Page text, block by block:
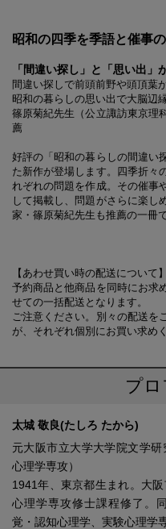
昭和の四季を季語と催事
「間違い探し」と「思い出」
間違い探しで前頭前野や頭頂葉
昭和の暮らしの思い出で大脳辺
篠原菊紀先生（公立諏訪東京理
薦
好評の「昭和の暮らしの間違い
た新作が登場します。四季折々
れぞれの問題を作成。その催事
して掲載し、問題がさらに楽し
家・篠原菊紀先生も推薦の一冊で
【あわせ買い時の配送について】
予約商品と他商品を同時にお求
せての一括配送となります。
ご注意ください。別々の配送を
が、それぞれ個別にお買い求め
プ
太城 敬良(たしろ たから)
元大阪市立大学大学院文学
心理学専攻）
1941年、東京都生まれ。大
心理学専攻修士課程修了。
覚・認知心理学、実験心理学